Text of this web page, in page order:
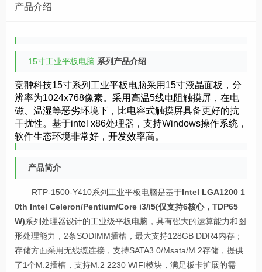
产品介绍
15寸工业平板电脑 系列产品介绍
竞翀科技15寸系列工业平板电脑采用15寸液晶面板，分
辨率为1024x768像素。采用高温5线电阻触摸屏，在电
磁、温湿等恶劣环境下，比电容式触摸屏具备更好的抗
干扰性。基于intel x86处理器，支持Windows操作系统，
软件生态环境非常好，开发效率高。
产品简介
RTP-1500-Y410系列工业平板电脑是基于Intel LGA1200 1
0th Intel Celeron/Pentium/Core i3/i5(仅支持6核心，TDP65
W)系列处理器设计的工业级平板电脑，具有强大的运算能力和图
形处理能力，2条SODIMM插槽，最大支持128GB DDR4内存；
存储方面采用无线缆连接，支持SATA3.0/Msata/M.2存储，提供
了1个M.2插槽，支持M.2 2230 WIFI模块 ，满足板卡扩展的需